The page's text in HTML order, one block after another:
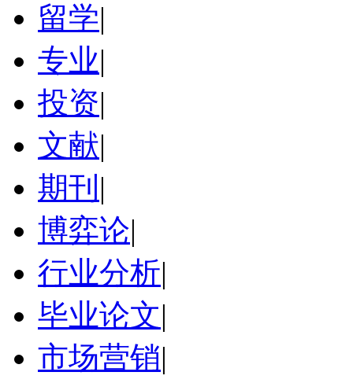
留学|
专业|
投资|
文献|
期刊 |
博弈论|
行业分析|
毕业论文|
市场营销|